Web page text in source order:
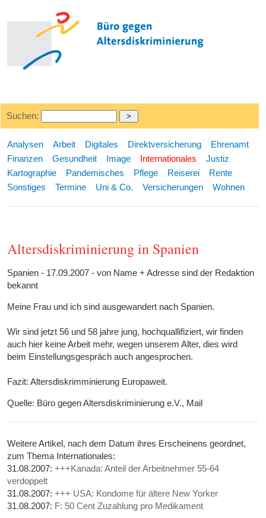
Suchen:
Analysen Arbeit Digitales Direktversicherung
Ehrenamt
Finanzen
Gesundheit Image Internationales
Justiz
Kartographie
Pandemisches Pflege Reiserei
Rente
Sonstiges
Termine Uni & Co. Versicherungen Wohnen
Altersdiskriminierung in Spanien
Spanien - 17.09.2007 - von Name + Adresse sind der Redaktion
bekannt
Meine Frau und ich sind ausgewandert nach Spanien.
Wir sind jetzt 56 und 58 jahre jung, hochquallifiziert, wir finden
auch hier keine Arbeit mehr, wegen unserem Alter, dies wird
beim Einstellungsgespräch auch angesprochen.
Fazit: Altersdiskrimminierung Europaweit.
Quelle: Büro gegen Altersdiskriminierung e.V., Mail
Weitere Artikel, nach dem Datum ihres Erscheinens geordnet,
zum Thema Internationales:
31.08.2007:+++Kanada: Anteil der Arbeitnehmer 55-64
verdoppelt
31.08.2007:+++ USA: Kondome für ältere New Yorker
31.08.2007: F: 50 Cent Zuzahlung pro Medikament